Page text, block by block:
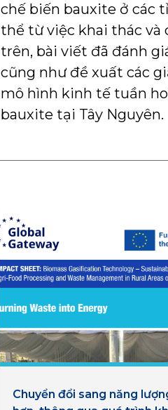
chế biến bauxite ở các
thể từ việc khai thác và
trên, bài viết đã đánh
cũng như đề xuất các
mô hình kinh tế tuần
bauxite tại Tây Nguyên.
Chuyển đổi sang năng